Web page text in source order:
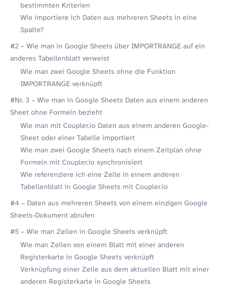
bestimmten Kriterien
Wie importiere ich Daten aus mehreren Sheets in eine
Spalte?
#2 – Wie man in Google Sheets über IMPORTRANGE auf ein
anderes Tabellenblatt verweist
Wie man zwei Google Sheets ohne die Funktion
IMPORTRANGE verknüpft
#Nr. 3 – Wie man in Google Sheets Daten aus einem anderen
Sheet ohne Formeln bezieht
Wie man mit Coupler.io Daten aus einem anderen Google-
Sheet oder einer Tabelle importiert
Wie man zwei Google Sheets nach einem Zeitplan ohne
Formeln mit Coupler.io synchronisiert
Wie referenziere ich eine Zelle in einem anderen
Tabellenblatt in Google Sheets mit Coupler.io
#4 – Daten aus mehreren Sheets von einem einzigen Google
Sheets-Dokument abrufen
#5 – Wie man Zellen in Google Sheets verknüpft
Wie man Zellen von einem Blatt mit einer anderen
Registerkarte in Google Sheets verknüpft
Verknüpfung einer Zelle aus dem aktuellen Blatt mit einer
anderen Registerkarte in Google Sheets